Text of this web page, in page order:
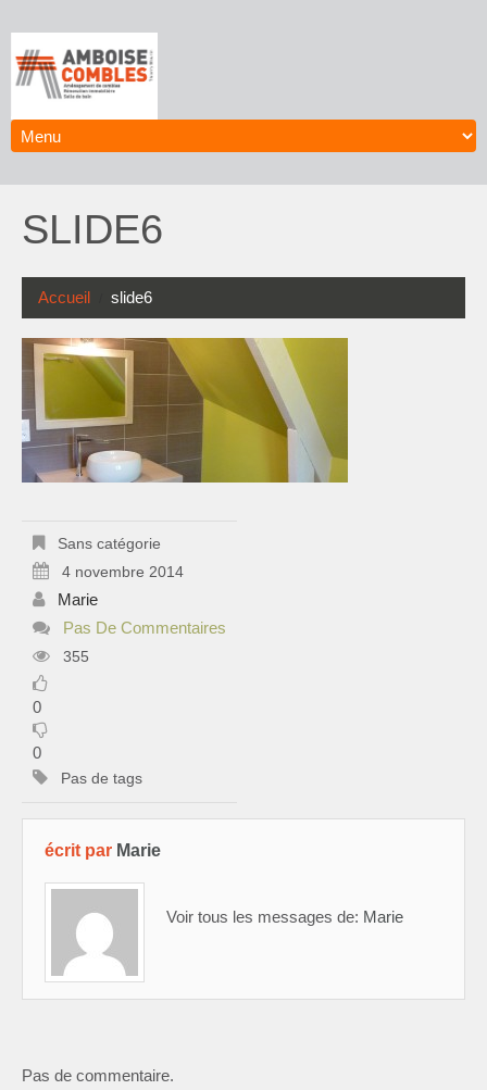
SLIDE6
Accueil slide6
Sans catégorie
4 novembre 2014
Marie
Pas De Commentaires
355
0
0
Pas de tags
écrit par Marie
Voir tous les messages de: Marie
Pas de commentaire.